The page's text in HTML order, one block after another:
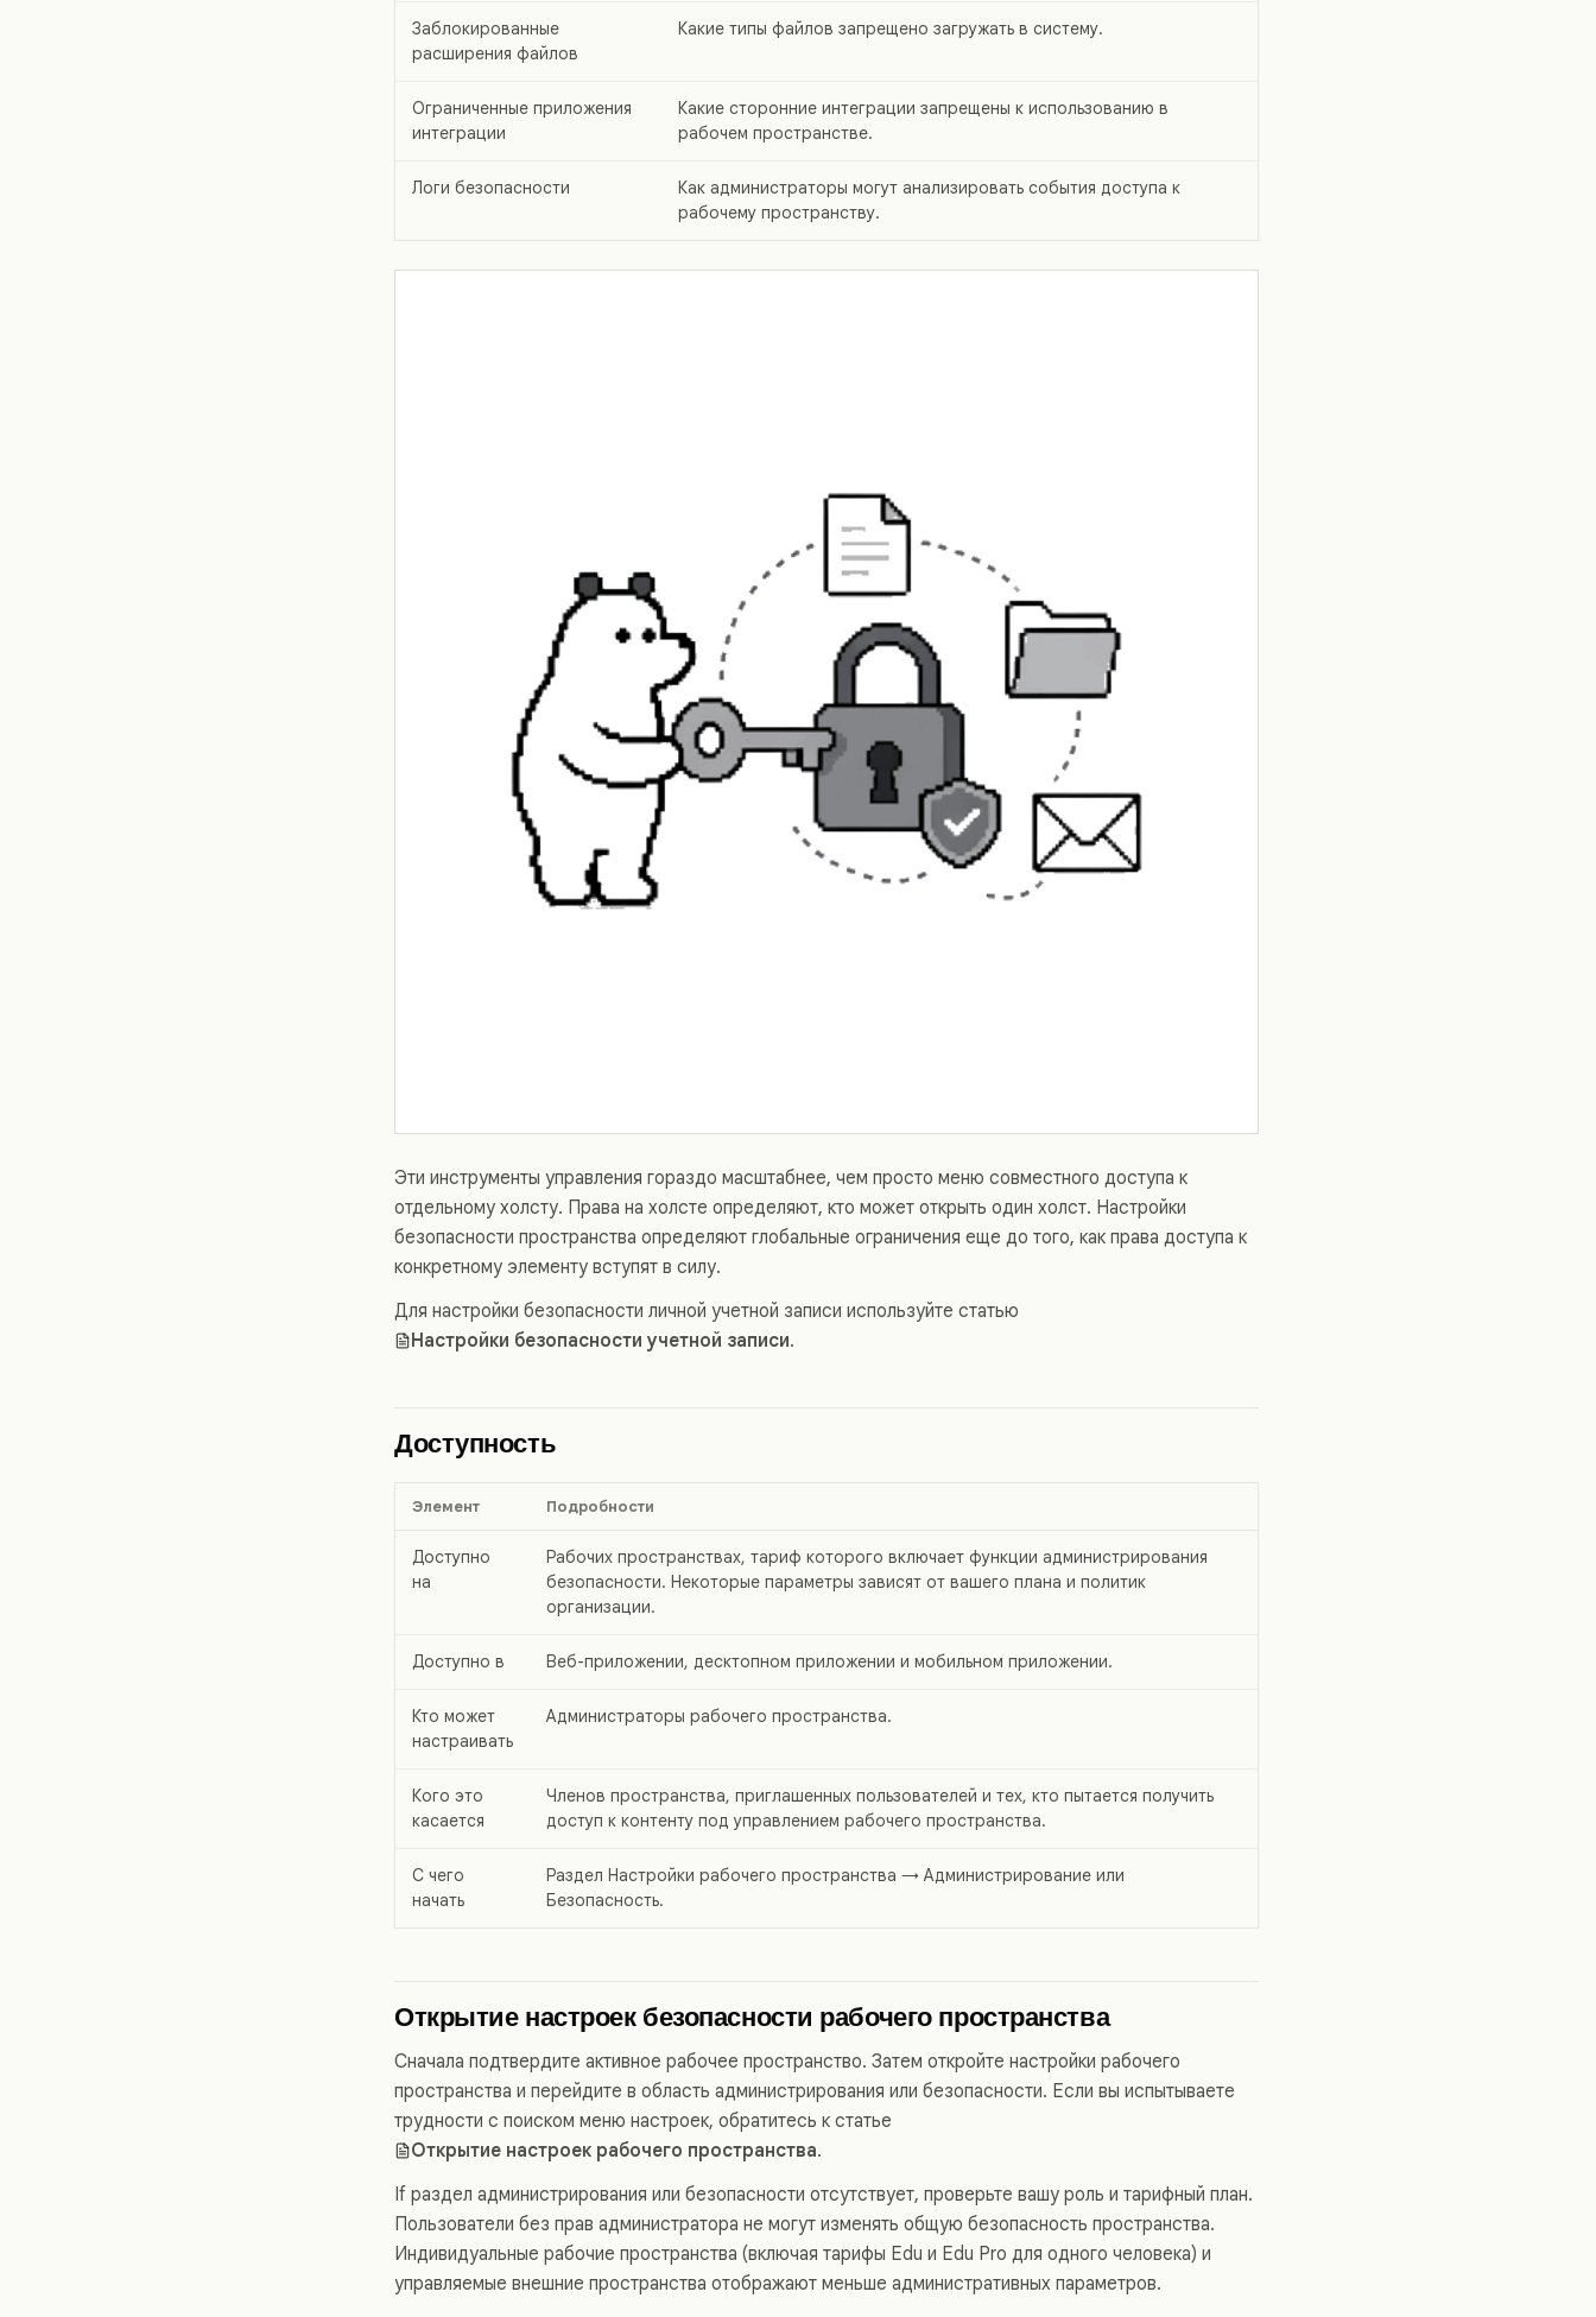
Заблокированные
расширения файлов
Какие типы файлов запрещено загружать в систему.
Ограниченные приложения
интеграции
Какие сторонние интеграции запрещены к использованию в
рабочем пространстве.
Логи безопасности
Как администраторы могут анализировать события доступа к
рабочему пространству.
Эти инструменты управления гораздо масштабнее, чем просто меню совместного доступа к
отдельному холсту. Права на холсте определяют, кто может открыть один холст. Настройки
безопасности пространства определяют глобальные ограничения еще до того, как права доступа к
конкретному элементу вступят в силу.
Для настройки безопасности личной учетной записи используйте статью
Настройки безопасности учетной записи.
Доступность
Элемент Подробности
Доступно
на
Рабочих пространствах, тариф которого включает функции администрирования
безопасности. Некоторые параметры зависят от вашего плана и политик
организации.
Доступно в Веб-приложении, десктопном приложении и мобильном приложении.
Кто может
настраивать
Администраторы рабочего пространства.
Кого это
касается
Членов пространства, приглашенных пользователей и тех, кто пытается получить
доступ к контенту под управлением рабочего пространства.
С чего
начать
Раздел Настройки рабочего пространства → Администрирование или
Безопасность.
Открытие настроек безопасности рабочего пространства
Сначала подтвердите активное рабочее пространство. Затем откройте настройки рабочего
пространства и перейдите в область администрирования или безопасности. Если вы испытываете
трудности с поиском меню настроек, обратитесь к статье
Открытие настроек рабочего пространства.
If раздел администрирования или безопасности отсутствует, проверьте вашу роль и тарифный план.
Пользователи без прав администратора не могут изменять общую безопасность пространства.
Индивидуальные рабочие пространства (включая тарифы Edu и Edu Pro для одного человека) и
управляемые внешние пространства отображают меньше административных параметров.